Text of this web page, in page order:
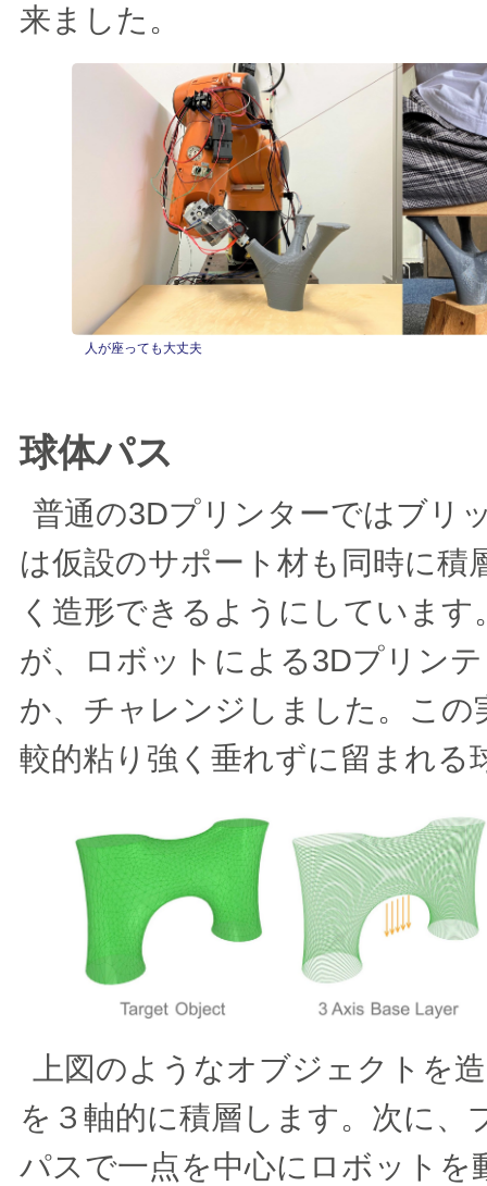
来ました。
人が座っても大丈夫
球体パス
普通の3Dプリンターではブリ
は仮設のサポート材も同時に
く造形できるようにしていま
が、ロボットによる3Dプリン
か、チャレンジしました。こ
較的粘り強く垂れずに留まれる
上図のようなオブジェクトを
を３軸的に積層します。次に
パスで一点を中心にロボット